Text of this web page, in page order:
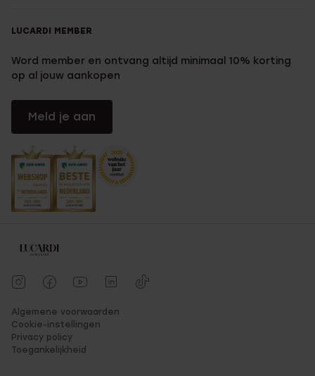
LUCARDI MEMBER
Word member en ontvang altijd minimaal 10% korting
op al jouw aankopen
Meld je aan
Algemene voorwaarden
Cookie-instellingen
Privacy policy
Toegankelijkheid